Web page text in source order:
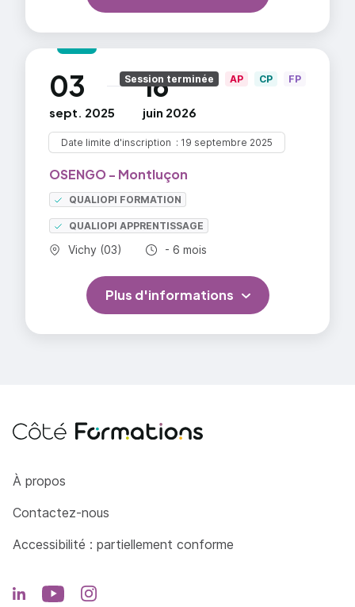
03
sept. 2025
au 16
juin 2026
Date limite d'inscription 19 septembre 2025
OSENGO - Montluçon
QUALIOPI FORMATION
QUALIOPI APPRENTISSAGE
Commune :
Vichy (03) Durée totale :
- 6 mois
Session terminée AP CP FP
Plus d'informations
Côté Formations
À propos
Contactez-nous
Accessibilité : partiellement conforme